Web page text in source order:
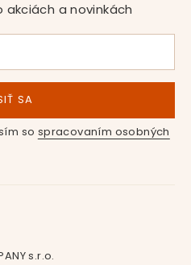
a novinkách
SA
so spracovaním osobných
s.r.o.